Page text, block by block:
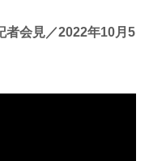
者会見／2022年10月5